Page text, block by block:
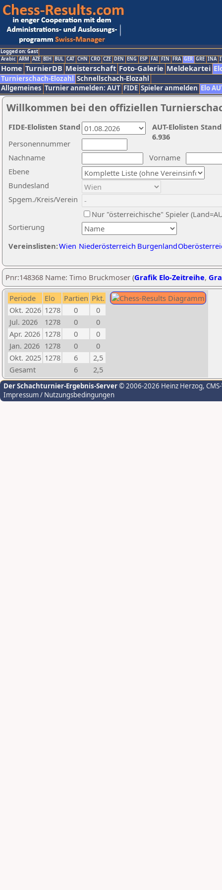
Logged on: Gast
Arabic ARM AZE BIH BUL CAT CHN CRO CZE DEN ENG ESP FAI FIN FRA GER GRE INA
Home TurnierDB Meisterschaft Foto-Galerie Meldekartei
Turnierschach-Elozahl Schnellschach-Elozahl
Allgemeines Turnier anmelden: AUT FIDE Spieler anmelden Elo
Willkommen bei den offiziellen
Nachname
Vorname
Ebene
Sortierung
Personennummer
Bundesland
Spgem./Kreis/Verein
Nur "österreichische" Spieler
Vereinslisten:Wien Niederösterreich Burgenland
AUT-Elolisten
6.936
FIDE-Elolisten Stand
Pnr:148368 Name: Timo Bruckmoser (Grafik Elo-Zeitreihe,
Periode Elo Partien Pkt.
Okt. 2026 1278 0
0
Jul. 2026
1278 0
0
Apr. 2026 1278 0
0
Jan. 2026 1278 0
0
Okt. 2025 1278 6
2,5
Gesamt
6 2,5
Der Schachturnier-Ergebnis-Server© 2006-2026 Heinz Herzog,
Impressum / Nutzungsbedingungen